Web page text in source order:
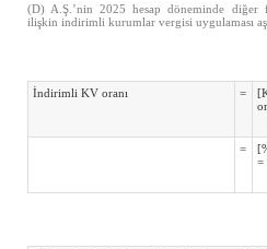
(D) A.Ş.’nin 2025 hesap döneminde diğer
ilişkin indirimli kurumlar vergisi uygulaması
İndirimli KV oranı =
=
=